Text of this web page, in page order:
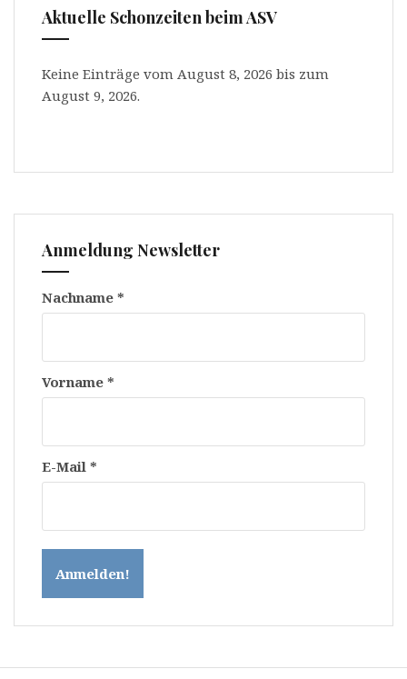
Aktuelle Schonzeiten beim ASV
Keine Einträge vom August 8, 2026 bis zum
August 9, 2026.
Anmeldung Newsletter
Nachname *
Vorname *
E-Mail *